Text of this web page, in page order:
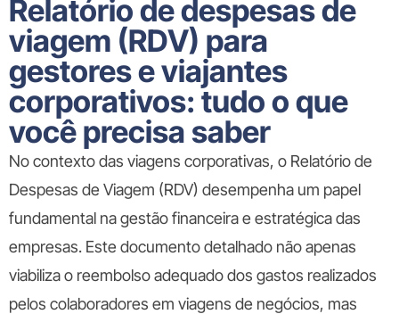
Relatório de despesas de
viagem (RDV) para
gestores e viajantes
corporativos: tudo o que
você precisa saber
No contexto das viagens corporativas, o Relatório de
Despesas de Viagem (RDV) desempenha um papel
fundamental na gestão financeira e estratégica das
empresas. Este documento detalhado não apenas
viabiliza o reembolso adequado dos gastos realizados
pelos colaboradores em viagens de negócios, mas